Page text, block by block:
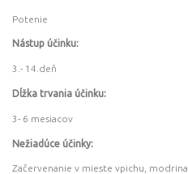
Potenie
Nástup účinku:
3.- 14.deň
Dĺžka trvania účinku:
3- 6 mesiacov
Nežiadúce účinky:
Začervenanie v mieste vpichu, modrina